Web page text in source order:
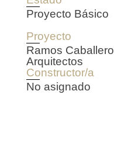
Proyecto Básico
Proyecto
Ramos Caballero
Arquitectos
Constructor/a
No asignado